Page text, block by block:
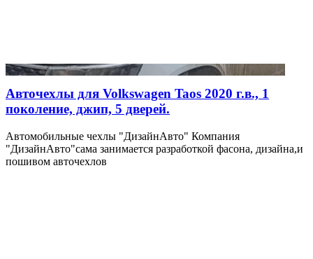
Авточехлы для Volkswagen Taos 2020 г.в., 1
поколение, джип, 5 дверей.
Автомобильные чехлы "ДизайнАвто" Компания
"ДизайнАвто"сама занимается разработкой фасона, дизайна,и
пошивом авточехлов